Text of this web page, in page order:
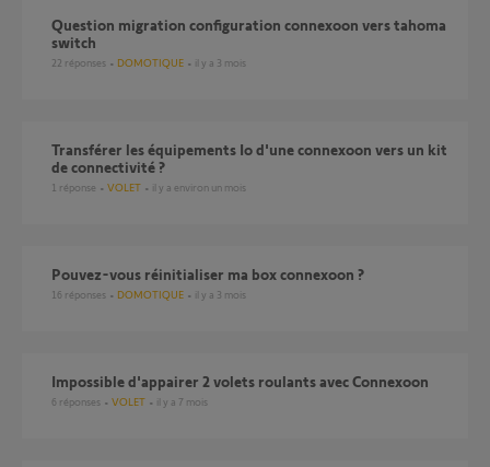
Question migration configuration connexoon vers tahoma
switch
22 réponses DOMOTIQUE il y a 3 mois
Transférer les équipements Io d'une connexoon vers un kit
de connectivité ?
1 réponse VOLET il y a environ un mois
Pouvez-vous réinitialiser ma box connexoon ?
16 réponses DOMOTIQUE il y a 3 mois
Impossible d'appairer 2 volets roulants avec Connexoon
6 réponses VOLET il y a 7 mois